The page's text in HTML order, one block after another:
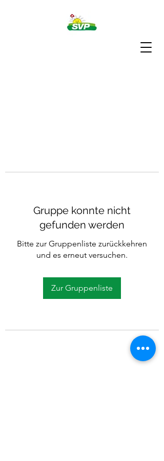
Gruppe konnte nicht
gefunden werden
Bitte zur Gruppenliste zurückkehren
und es erneut versuchen.
Zur Gruppenliste